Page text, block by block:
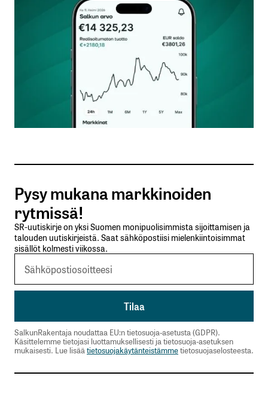
Kommentti*
Nimesi tai nimimerkkisi
Sähköpostiosoitteesi
Tilaa SalkunRakentajan uutiskirje
Lähetä kommentti
Pysy mukana markkinoiden
rytmissä!
SR-uutiskirje on yksi Suomen monipuolisimmista sijoittamisen ja
talouden uutiskirjeistä. Saat sähköpostiisi mielenkiintoisimmat
sisällöt kolmesti viikossa.
SalkunRakentaja noudattaa EU:n tietosuoja-asetusta (GDPR).
Käsittelemme tietojasi luottamuksellisesti ja tietosuoja-asetuksen
mukaisesti. Lue lisää tietosuojakäytänteistämmetietosuojaselosteesta.